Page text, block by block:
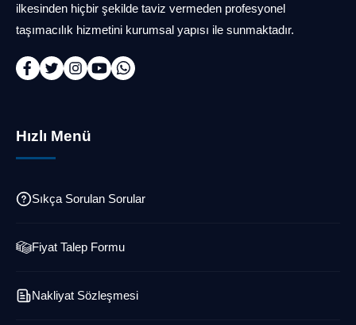
ilkesinden hiçbir şekilde taviz vermeden profesyonel
taşımacılık hizmetini kurumsal yapısı ile sunmaktadır.
Hızlı Menü
Sıkça Sorulan Sorular
Fiyat Talep Formu
Nakliyat Sözleşmesi